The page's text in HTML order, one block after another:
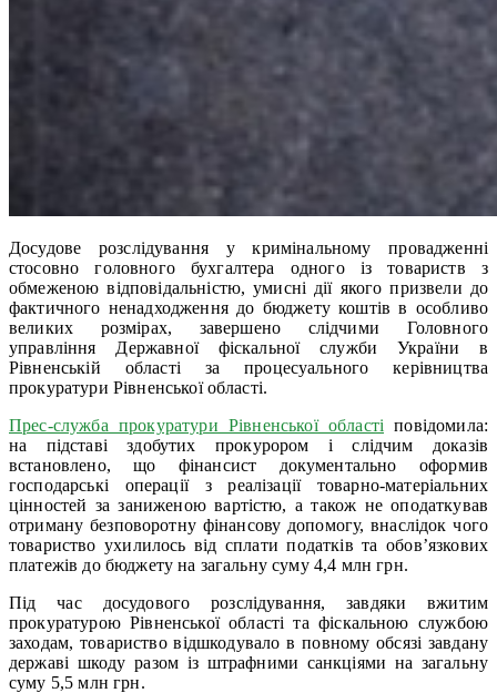
Досудове розслідування у кримінальному провадженні
стосовно головного бухгалтера одного із товариств з
обмеженою відповідальністю, умисні дії якого призвели до
фактичного ненадходження до бюджету коштів в особливо
великих розмірах, завершено слідчими Головного
управління Державної фіскальної служби України в
Рівненській області за процесуального керівництва
прокуратури Рівненської області.
Прес-служба прокуратури Рівненської області повідомила:
на підставі здобутих прокурором і слідчим доказів
встановлено, що фінансист документально оформив
господарські операції з реалізації товарно-матеріальних
цінностей за заниженою вартістю, а також не оподаткував
отриману безповоротну фінансову допомогу, внаслідок чого
товариство ухилилось від сплати податків та обов’язкових
платежів до бюджету на загальну суму 4,4 млн грн.
Під час досудового розслідування, завдяки вжитим
прокуратурою Рівненської області та фіскальною службою
заходам, товариство відшкодувало в повному обсязі завдану
державі шкоду разом із штрафними санкціями на загальну
суму 5,5 млн грн.